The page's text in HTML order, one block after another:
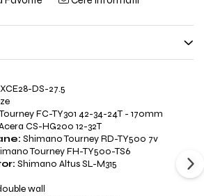
DS-27.5
FC-TY301 42-34-24T - 170mm
CS-HG200 12-32T
Shimano Tourney RD-TY500 7v
Tourney FH-TY500-TS6
Shimano Altus SL-M315
wall